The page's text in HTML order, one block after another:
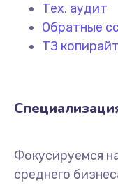
Тех. аудит
Обратные
ТЗ
Фокусируемся
среднего